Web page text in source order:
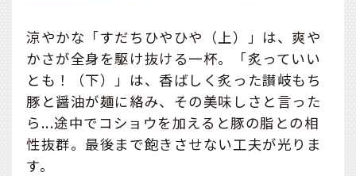
涼やかな「すだちひやひや（上）」は、爽や
かさが全身を駆け抜ける一杯。「炙っていい
とも！（下）」は、香ばしく炙った讃岐もち
豚と醤油が麺に絡み、その美味しさと言った
ら...途中でコショウを加えると豚の脂との相
性抜群。最後まで飽きさせない工夫が光りま
す。